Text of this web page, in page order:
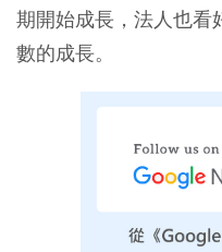
期開始成長，法人也看
數的成長。